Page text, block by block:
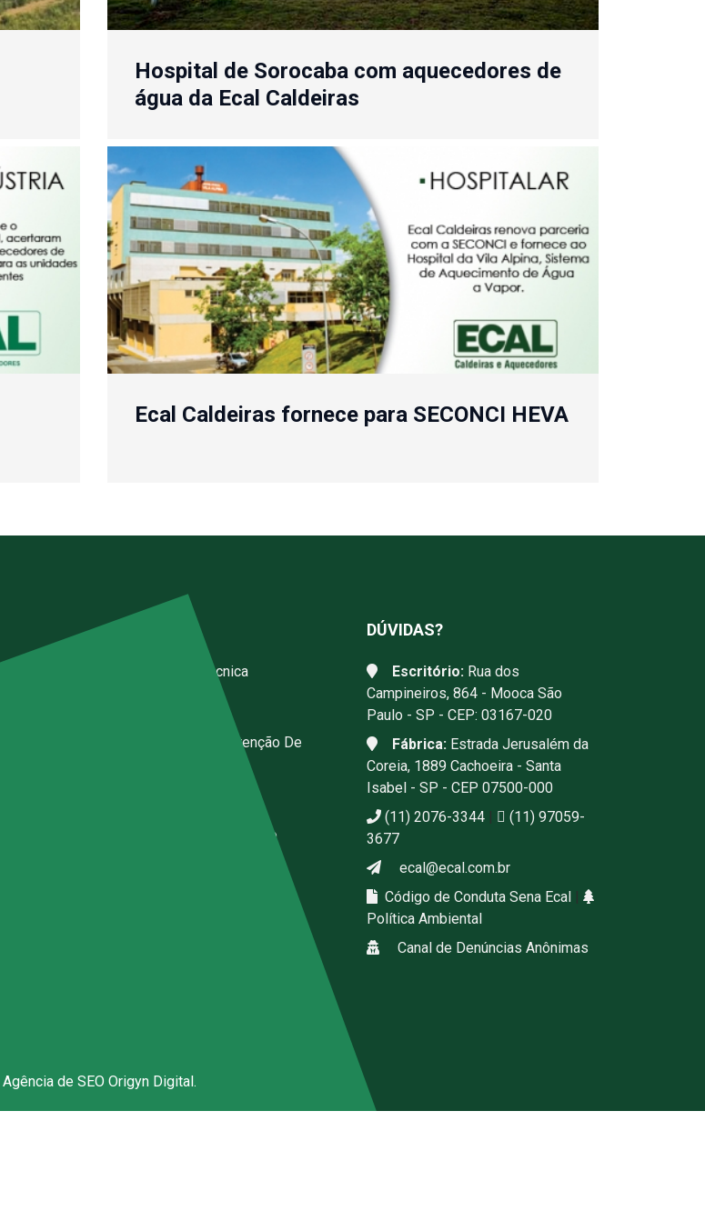
Hospital de Sorocaba com aquecedores de
água da Ecal Caldeiras
Ecal Caldeiras fornece para SECONCI HEVA
SERVIÇOS
Assistência Técnica
Calibração E Manutenção De
Contrato De Manutenção
DÚVIDAS?
Escritório: Rua dos
Campineiros, 864 - Mooca São
Paulo - SP - CEP: 03167-020
Fábrica: Estrada Jerusalém da
Coreia, 1889 Cachoeira - Santa
Isabel - SP - CEP 07500-000
(11) 2076-3344 |
(11) 97059-
3677
ecal@ecal.com.br
Código de Conduta Sena Ecal |
Política Ambiental
Canal de Denúncias Anônimas
Agência de SEO Origyn Digital.